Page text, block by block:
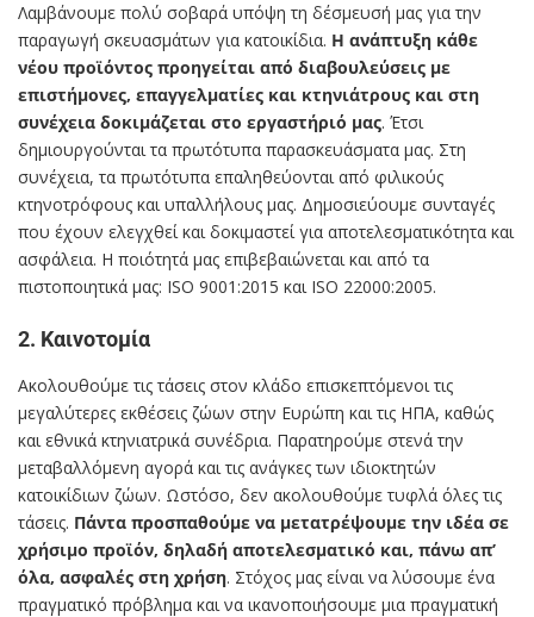
Λαμβάνουμε πολύ σοβαρά υπόψη τη δέσμευσή μας για την
παραγωγή σκευασμάτων για κατοικίδια. Η ανάπτυξη κάθε
νέου προϊόντος προηγείται από διαβουλεύσεις με
επιστήμονες, επαγγελματίες και κτηνιάτρους και στη
συνέχεια δοκιμάζεται στο εργαστήριό μας. Έτσι
δημιουργούνται τα πρωτότυπα παρασκευάσματα μας. Στη
συνέχεια, τα πρωτότυπα επαληθεύονται από φιλικούς
κτηνοτρόφους και υπαλλήλους μας. Δημοσιεύουμε συνταγές
που έχουν ελεγχθεί και δοκιμαστεί για αποτελεσματικότητα και
ασφάλεια. Η ποιότητά μας επιβεβαιώνεται και από τα
πιστοποιητικά μας: ISO 9001:2015 και ISO 22000:2005.
2. Καινοτομία
Ακολουθούμε τις τάσεις στον κλάδο επισκεπτόμενοι τις
μεγαλύτερες εκθέσεις ζώων στην Ευρώπη και τις ΗΠΑ, καθώς
και εθνικά κτηνιατρικά συνέδρια. Παρατηρούμε στενά την
μεταβαλλόμενη αγορά και τις ανάγκες των ιδιοκτητών
κατοικίδιων ζώων. Ωστόσο, δεν ακολουθούμε τυφλά όλες τις
τάσεις. Πάντα προσπαθούμε να μετατρέψουμε την ιδέα σε
χρήσιμο προϊόν, δηλαδή αποτελεσματικό και, πάνω απ’
όλα, ασφαλές στη χρήση. Στόχος μας είναι να λύσουμε ένα
πραγματικό πρόβλημα και να ικανοποιήσουμε μια πραγματική